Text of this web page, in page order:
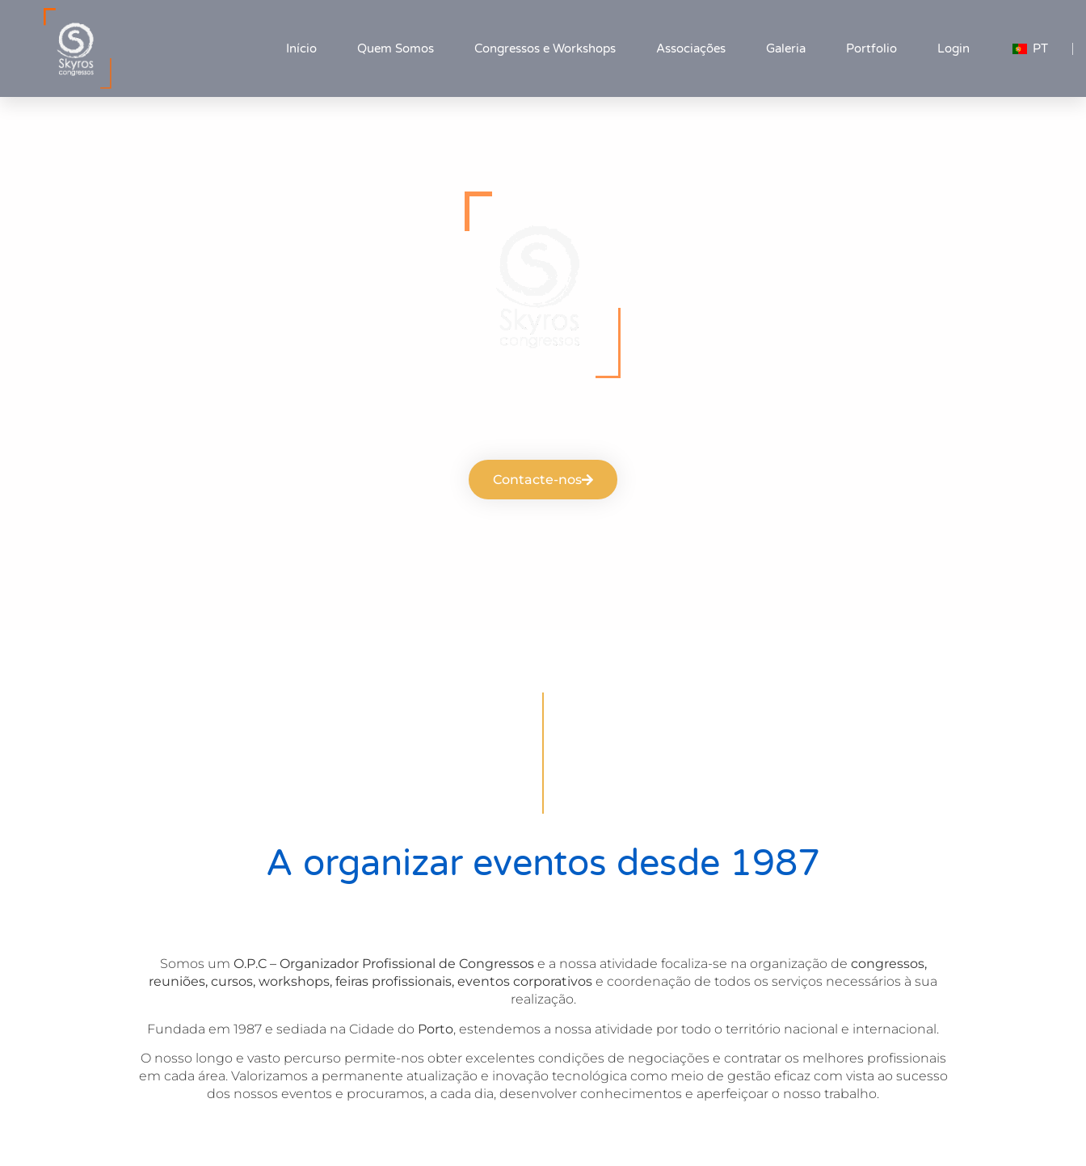
Início Quem Somos Congressos e Workshops Associações Galeria Portfolio Login PT
Contacte-nos
A organizar eventos desde 1987
Somos um O.P.C – Organizador Profissional de Congressose a nossa atividade focaliza-se na organização de congressos,
reuniões, cursos, workshops, feiras profissionais, eventos corporativos e coordenação de todos os serviços necessários à sua
realização.
Fundada em 1987 e sediada na Cidade do Porto, estendemos a nossa atividade por todo o território nacional e internacional.
O nosso longo e vasto percurso permite-nos obter excelentes condições de negociações e contratar os melhores profissionais
em cada área. Valorizamos a permanente atualização e inovação tecnológica como meio de gestão eficaz com vista ao sucesso
dos nossos eventos e procuramos, a cada dia, desenvolver conhecimentos e aperfeiçoar o nosso trabalho.